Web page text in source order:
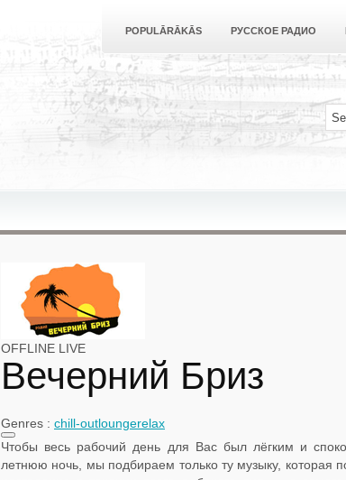
POPULĀRĀKĀS РУССКОЕ РАДИО
OFFLINE LIVE
Вечерний Бриз
Genres : chill-outloungerelax
Чтобы весь рабочий день для Вас был лёгким и
летнюю ночь, мы подбираем только ту музыку, которая